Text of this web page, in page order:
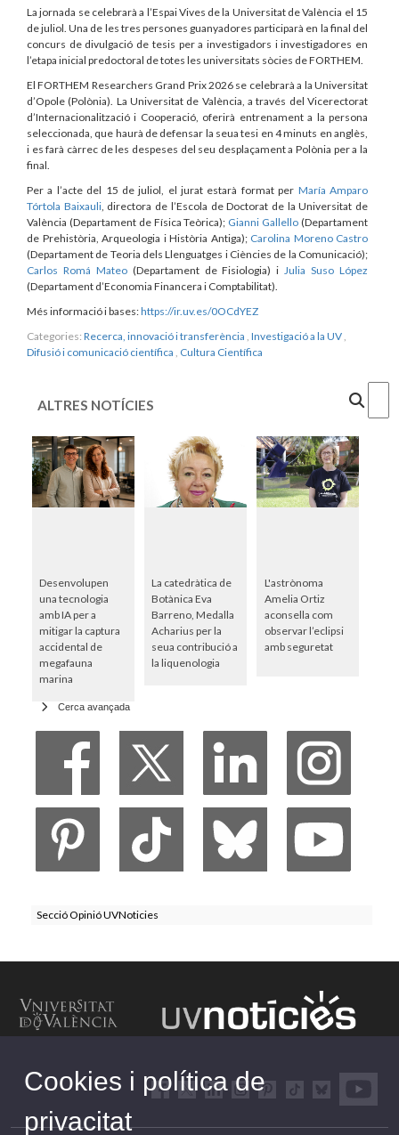
La jornada se celebrarà a l’Espai Vives de la Universitat de València el 15
de juliol. Una de les tres persones guanyadores participarà en la final del
concurs de divulgació de tesis per a investigadors i investigadores en
l’etapa inicial predoctoral de totes les universitats sòcies de FORTHEM.
El FORTHEM Researchers Grand Prix 2026 se celebrarà a la Universitat
d’Opole (Polònia). La Universitat de València, a través del Vicerectorat
d’Internacionalització i Cooperació, oferirà entrenament a la persona
seleccionada, que haurà de defensar la seua tesi en 4 minuts en anglès,
i es farà càrrec de les despeses del seu desplaçament a Polònia per a la
final.
Per a l’acte del 15 de juliol, el jurat estarà format per María Amparo
Tórtola Baixauli, directora de l’Escola de Doctorat de la Universitat de
València (Departament de Física Teòrica); Gianni Gallello (Departament
de Prehistòria, Arqueologia i Història Antiga); Carolina Moreno Castro
(Departament de Teoria dels Llenguatges i Ciències de la Comunicació);
Carlos Romá Mateo(Departament de Fisiologia) i Julia Suso López
(Departament d’Economia Financera i Comptabilitat).
Més informació i bases:https://ir.uv.es/0OCdYEZ
Categories: Recerca, innovació i transferència Investigació a la UV
Difusió i comunicació científica Cultura Científica
ALTRES NOTÍCIES
Desenvolupen
una tecnologia
amb IA per a
mitigar la captura
accidental de
megafauna
marina
La catedràtica de
Botànica Eva
Barreno, Medalla
Acharius per la
seua contribució a
la liquenologia
L'astrònoma
Amelia Ortiz
aconsella com
observar l’eclipsi
amb seguretat
Cerca avançada
Secció Opinió UVNoticies
Cookies i política de
privacitat